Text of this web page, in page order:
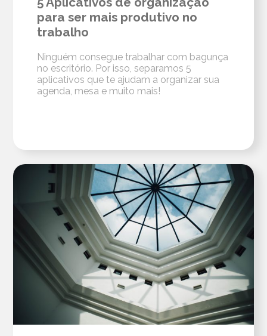
para ser mais produtivo no
trabalho
Ninguém consegue trabalhar com bagunça
no escritório. Por isso, separamos 5
aplicativos que te ajudam a organizar sua
agenda, mesa e muito mais!